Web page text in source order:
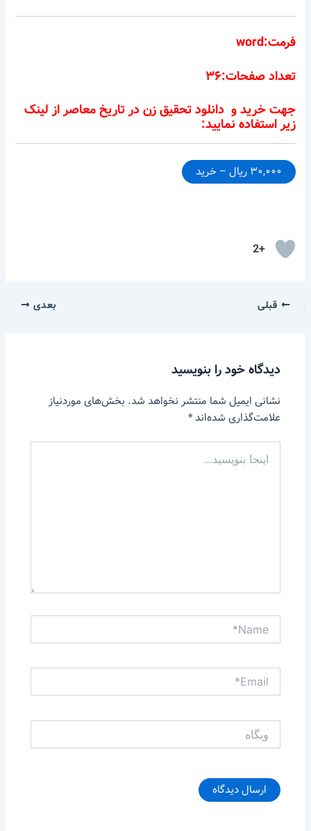
فرمت:word
تعداد صفحات:۳۶
جهت خرید و دانلود تحقیق زن در تاریخ معاصر از لینک
زیر استفاده نمایید:
۳۰,۰۰۰ ریال – خرید
+2
قبلی بعدی
دیدگاه‌ خود را بنویسید
نشانی ایمیل شما منتشر نخواهد شد. بخش‌های موردنیاز
علامت‌گذاری شده‌اند*
اینجا
بنویسید…
Name*
Email*
وبگاه